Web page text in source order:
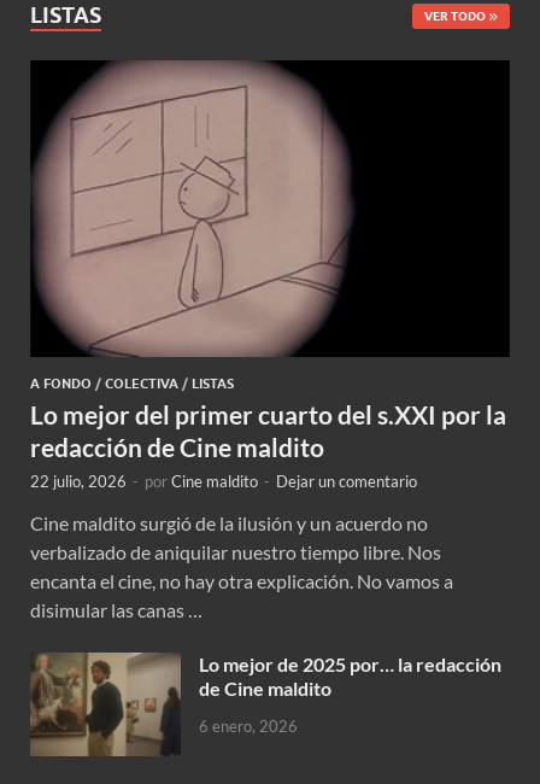
LISTAS VER TODO
A FONDO / COLECTIVA / LISTAS
Lo mejor del primer cuarto del s.XXI por la
redacción de Cine maldito
22 julio, 2026 - porCine maldito - Dejar un comentario
Cine maldito surgió de la ilusión y un acuerdo no
verbalizado de aniquilar nuestro tiempo libre. Nos
encanta el cine, no hay otra explicación. No vamos a
disimular las canas …
Lo mejor de 2025 por… la redacción
de Cine maldito
6 enero, 2026